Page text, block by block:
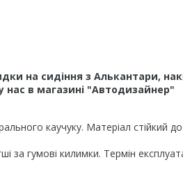
на сидіння з Алькантари,
нас в магазині "Автодизайнер"
каучуку. Матеріал стійкий до
гумові килимки. Термін